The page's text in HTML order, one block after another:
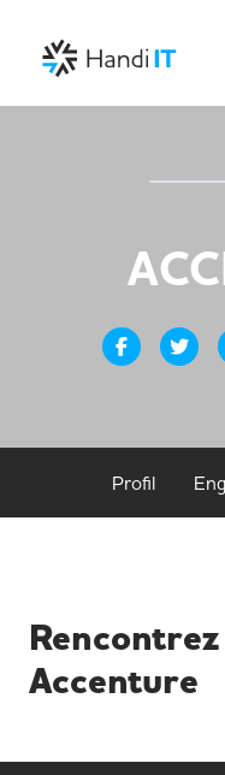
Profil
Accenture